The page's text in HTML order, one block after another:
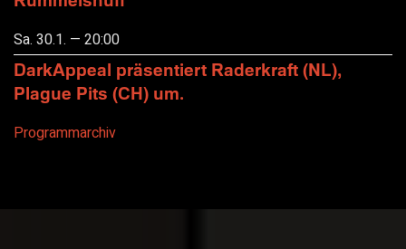
Sa. 30.1. — 20:00
DarkAppeal präsentiert Raderkraft (NL),
Plague Pits (CH) um.
Programmarchiv